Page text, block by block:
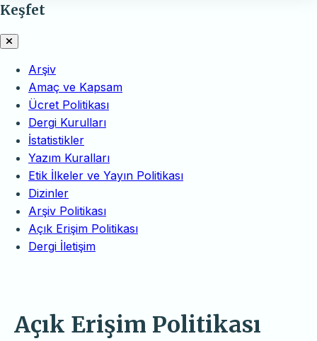
Keşfet
Arşiv
Amaç ve Kapsam
Ücret Politikası
Dergi Kurulları
İstatistikler
Yazım Kuralları
Etik İlkeler ve Yayın Politikası
Dizinler
Arşiv Politikası
Açık Erişim Politikası
Dergi İletişim
Açık Erişim Politikası